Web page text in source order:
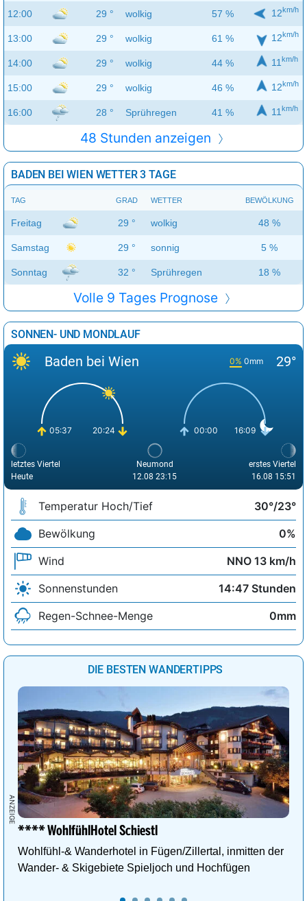
12:00 29 ° wolkig 57 % 12km/h
13:00 29 ° wolkig 61 % 12km/h
14:00 29 ° wolkig 44 % 11 km/h
15:00 29 ° wolkig 46 % 12km/h
16:00 28 ° Sprühregen 41 % 11 km/h
48 Stunden anzeigen
BADEN BEI WIEN WETTER 3 TAGE
TAG GRAD WETTER BEWÖLKUNG
Freitag 29 ° wolkig 48 %
Samstag 29 ° sonnig 5 %
Sonntag 32 ° Sprühregen 18 %
Volle 9 Tages Prognose
SONNEN- UND MONDLAUF
Baden bei Wien 0% 0mm 29°
05:37 20:24 00:00 16:09
letztes Viertel
Heute
Neumond
12.08 23:15
erstes Viertel
16.08 15:51
Temperatur Hoch/Tief
30°/23°
Bewölkung
0%
Wind
NNO 13 km/h
Sonnenstunden
14:47 Stunden
Regen-Schnee-Menge
0mm
DIE BESTEN WANDERTIPPS
**** WohlfühlHotel Schiestl
Wohlfühl-& Wanderhotel in Fügen/Zillertal, inmitten der
Wander- & Skigebiete Spieljoch und Hochfügen